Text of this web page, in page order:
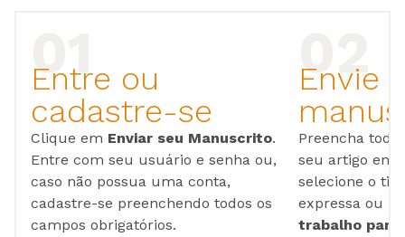
Entre ou
cadastre-se
Clique em Enviar seu Manuscrito.
Entre com seu usuário e senha ou,
caso não possua uma conta,
cadastre-se preenchendo todos os
campos obrigatórios.
Envie
Preencha
seu artigo em
selecione o
expressa ou
trabalho para